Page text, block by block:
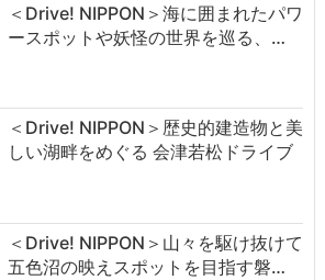
＜Drive! NIPPON＞海に囲まれたパワ
ースポットや妖怪の世界を巡る、…
＜Drive! NIPPON＞歴史的建造物と美
しい湖畔をめぐる 会津若松ドライブ
＜Drive! NIPPON＞山々を駆け抜けて
五色沼の映えスポットを目指す磐…